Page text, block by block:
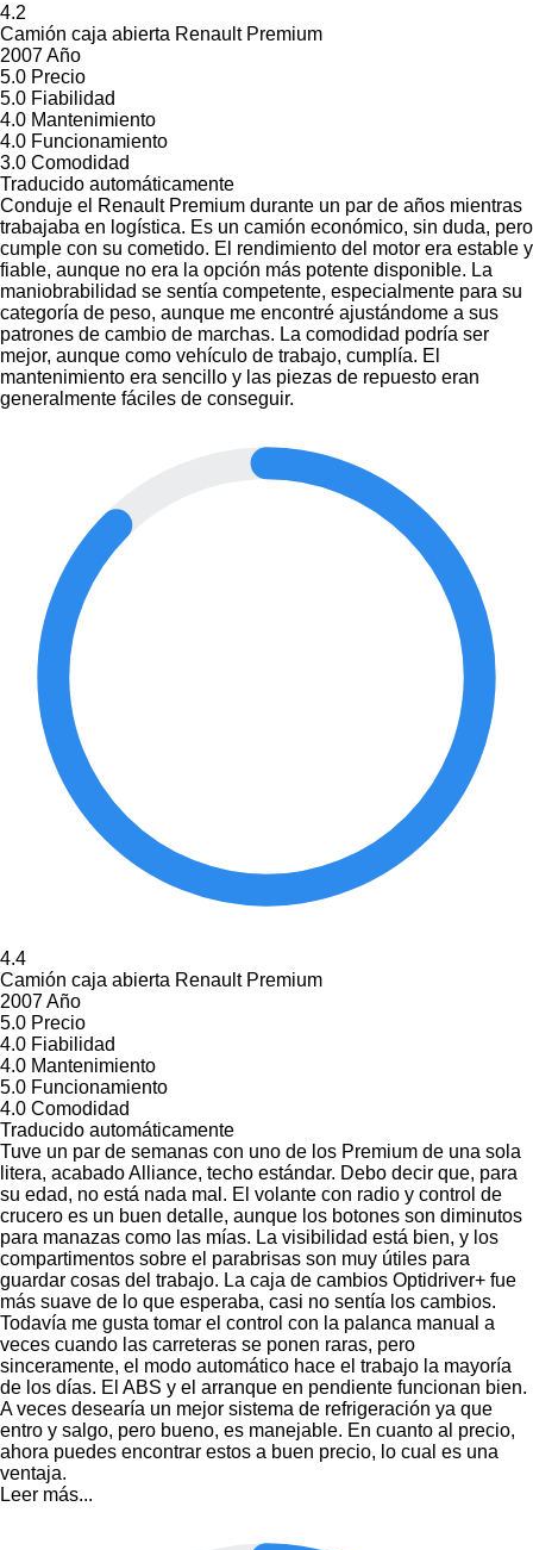
4.2
Camión caja abierta Renault Premium
2007 Año
5.0 Precio
5.0 Fiabilidad
4.0 Mantenimiento
4.0 Funcionamiento
3.0 Comodidad
Traducido automáticamente
Conduje el Renault Premium durante un par de años mientras
trabajaba en logística. Es un camión económico, sin duda, pero
cumple con su cometido. El rendimiento del motor era estable y
fiable, aunque no era la opción más potente disponible. La
maniobrabilidad se sentía competente, especialmente para su
categoría de peso, aunque me encontré ajustándome a sus
patrones de cambio de marchas. La comodidad podría ser
mejor, aunque como vehículo de trabajo, cumplía. El
mantenimiento era sencillo y las piezas de repuesto eran
generalmente fáciles de conseguir.
4.4
Camión caja abierta Renault Premium
2007 Año
5.0 Precio
4.0 Fiabilidad
4.0 Mantenimiento
5.0 Funcionamiento
4.0 Comodidad
Traducido automáticamente
Tuve un par de semanas con uno de los Premium de una sola
litera, acabado Alliance, techo estándar. Debo decir que, para
su edad, no está nada mal. El volante con radio y control de
crucero es un buen detalle, aunque los botones son diminutos
para manazas como las mías. La visibilidad está bien, y los
compartimentos sobre el parabrisas son muy útiles para
guardar cosas del trabajo. La caja de cambios Optidriver+ fue
más suave de lo que esperaba, casi no sentía los cambios.
Todavía me gusta tomar el control con la palanca manual a
veces cuando las carreteras se ponen raras, pero
sinceramente, el modo automático hace el trabajo la mayoría
de los días. El ABS y el arranque en pendiente funcionan bien.
A veces desearía un mejor sistema de refrigeración ya que
entro y salgo, pero bueno, es manejable. En cuanto al precio,
ahora puedes encontrar estos a buen precio, lo cual es una
ventaja.
Leer más...